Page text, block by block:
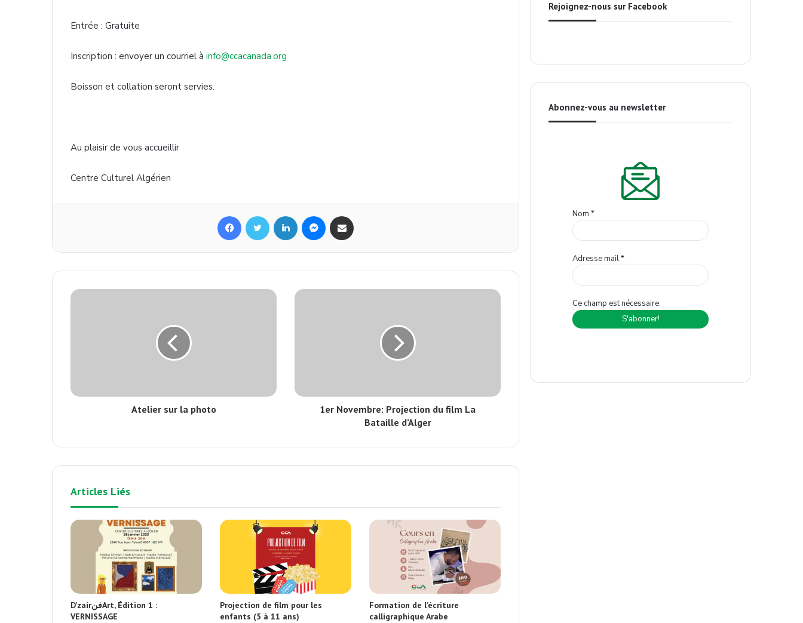
Entrée : Gratuite
Inscription : envoyer un courriel à info@ccacanada.org
Boisson et collation seront servies.
Au plaisir de vous accueillir
Centre Culturel Algérien
Atelier sur la photo
1er Novembre: Projection du film La
Bataille d’Alger
Articles Liés
D’zairفنArt, Édition 1 :
VERNISSAGE
Projection de film pour les
enfants (5 à 11 ans)
Formation de l’écriture
calligraphique Arabe
Rejoignez-nous sur Facebook
Abonnez-vous au newsletter
Nom*
Adresse mail*
Ce champ est nécessaire.